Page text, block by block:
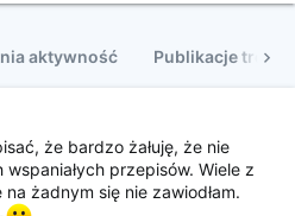
aktywność Publikacje treści
że bardzo żałuję, że nie
przepisów. Wiele z
żadnym się nie zawiodłam.